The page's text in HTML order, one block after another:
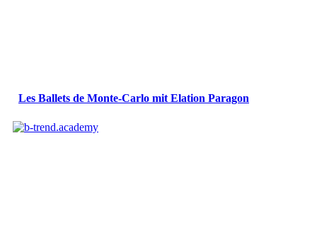
Les Ballets de Monte-Carlo mit Elation Paragon